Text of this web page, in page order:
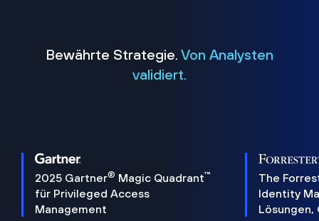
Bewährte Strategie. Von Analysten
validiert.
2025 Gartner® Magic Quadrant™
für Privileged Access
Management
The
Identity
Lösungen,